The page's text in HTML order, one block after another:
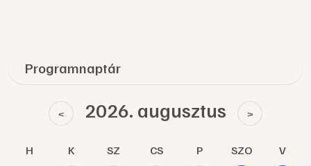
Programnaptár
< 2026. augusztus >
H K SZ CS P SZO V